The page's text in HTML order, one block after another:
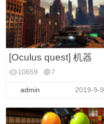
[Oculus quest] 机器
10659
7
admin 2019-9-9